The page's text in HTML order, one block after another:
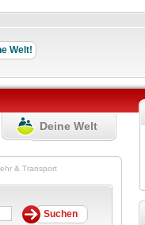
Deine Welt
& Transport